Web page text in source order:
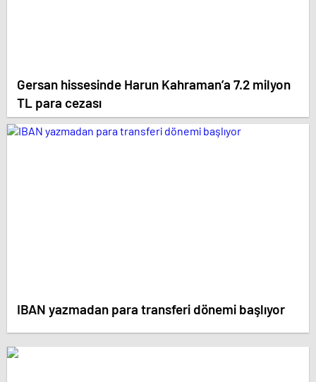
Gersan hissesinde Harun Kahraman’a 7.2 milyon
TL para cezası
IBAN yazmadan para transferi dönemi başlıyor